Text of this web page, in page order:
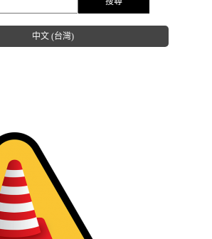
中文 (台灣)